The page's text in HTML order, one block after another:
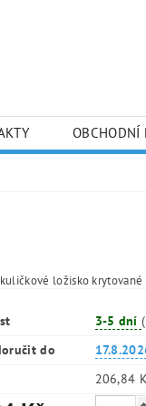
OBCHODNÍ
ložisko
3-5 dní
do